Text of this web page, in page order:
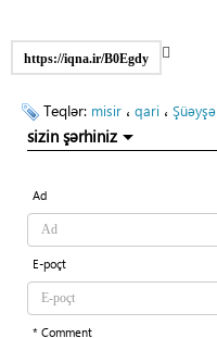
https://iqna.ir/B0Egdy
Teqlər: misir ، qari ، Şüəyşə
sizin şərhiniz
Ad
E-poçt
* Comment